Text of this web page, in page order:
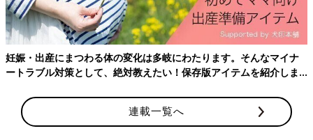
て、すごく幸せです。
お姉ちゃんは“一緒に食べよう”と言っておやつを作ってくれたり
します。下のお姉ちゃんとは半年しか歳が違わないので、年子の
ように育ちました。そういう普通のことが、本当に幸せなんで
す。愛されていると実感しています。
里子仲間と話していても、みんな楽しそうにそれぞれの家庭で暮
らしています」（小春さん）
妊娠・出産にまつわる体の変化は多岐にわたります。そんなマイナ
ートラブル対策として、絶対教えたい！保存版アイテムを紹介しま
連載一覧へ